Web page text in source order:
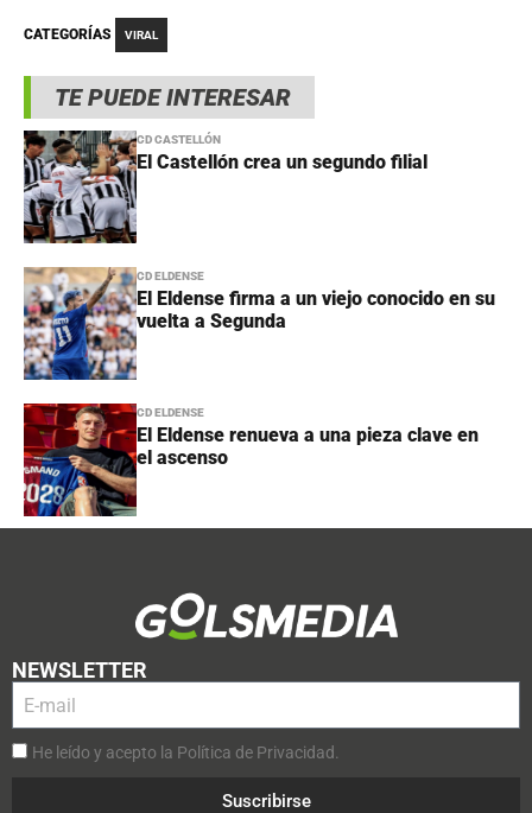
TE PUEDE INTERESAR
CD CASTELLÓN
El Castellón crea un segundo filial
CD ELDENSE
El Eldense firma a un viejo conocido en su
vuelta a Segunda
CD ELDENSE
El Eldense renueva a una pieza clave en
el ascenso
CATEGORÍAS VIRAL
NEWSLETTER
He leído y acepto la Política de Privacidad.
Suscribirse